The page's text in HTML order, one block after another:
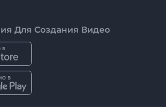
Для Создания Видео